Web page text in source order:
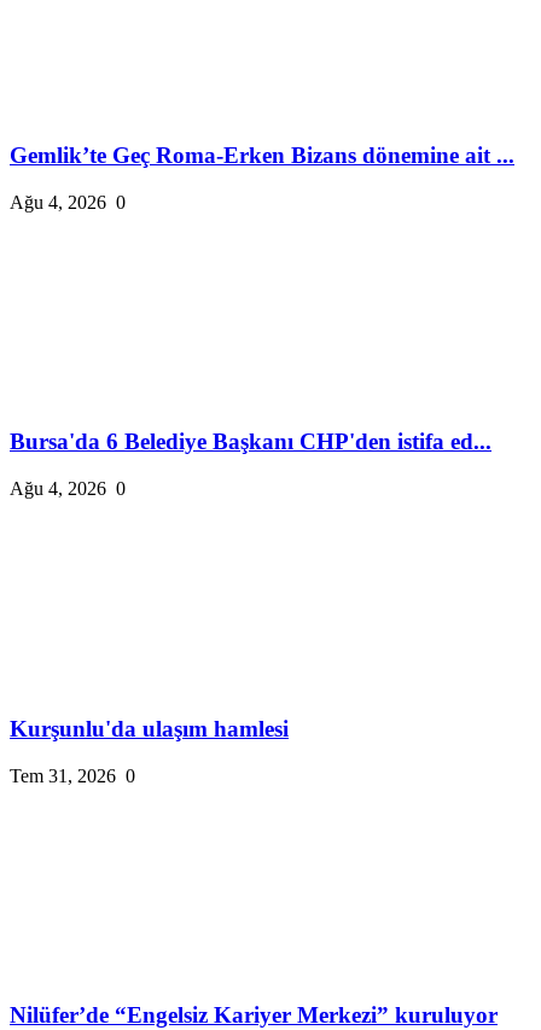
Gemlik’te Geç Roma-Erken Bizans dönemine ait ...
Ağu 4, 2026 0
Bursa'da 6 Belediye Başkanı CHP'den istifa ed...
Ağu 4, 2026 0
Kurşunlu'da ulaşım hamlesi
Tem 31, 2026 0
Nilüfer’de “Engelsiz Kariyer Merkezi” kuruluyor